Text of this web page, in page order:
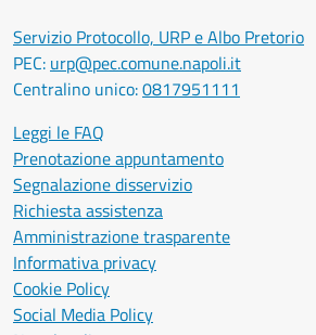
Servizio Protocollo, URP e Albo Pretorio
PEC: urp@pec.comune.napoli.it
Centralino unico:0817951111
Leggi le FAQ
Prenotazione appuntamento
Segnalazione disservizio
Richiesta assistenza
Amministrazione trasparente
Informativa privacy
Cookie Policy
Social Media Policy